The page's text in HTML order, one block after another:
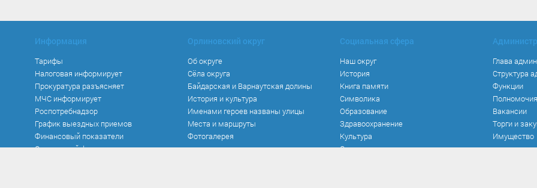
Информация
Тарифы
Налоговая информирует
Прокуратура разъясняет
МЧС информирует
Роспотребнадзор
График выездных приемов
Финансовый показатели
Социальный фонд
Орлиновский округ
Об округе
Сёла округа
Байдарская и Варнаутская долины
История и культура
Именами героев названы улицы
Места и маршруты
Фотогалерея
Социальная сфера
Наш округ
История
Книга памяти
Символика
Образование
Здравоохранение
Культура
Спорт
Глава
Структура
Функции
Полномочия
Вакансии
Торги и
Имущество